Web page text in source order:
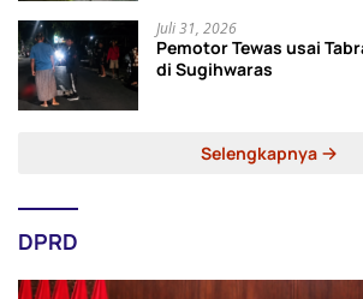
Juli 31, 2026
Pemotor Tewas usai
di Sugihwaras
Selengkapnya
DPRD